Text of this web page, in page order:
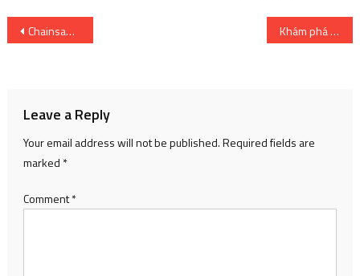
Post
Chainsaw Man tung ra key visual, trailer mới khiến fan đứng ngồi không yên Khám phá sự khác biệt giữa hoạt ảnh 3D và 2D
Leave a Reply
Your email address will not be published.Required fields are
marked *
Comment*